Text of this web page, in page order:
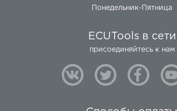
Понедельник-Пятница
ECUTools в сети
присоединяйтесь к нам